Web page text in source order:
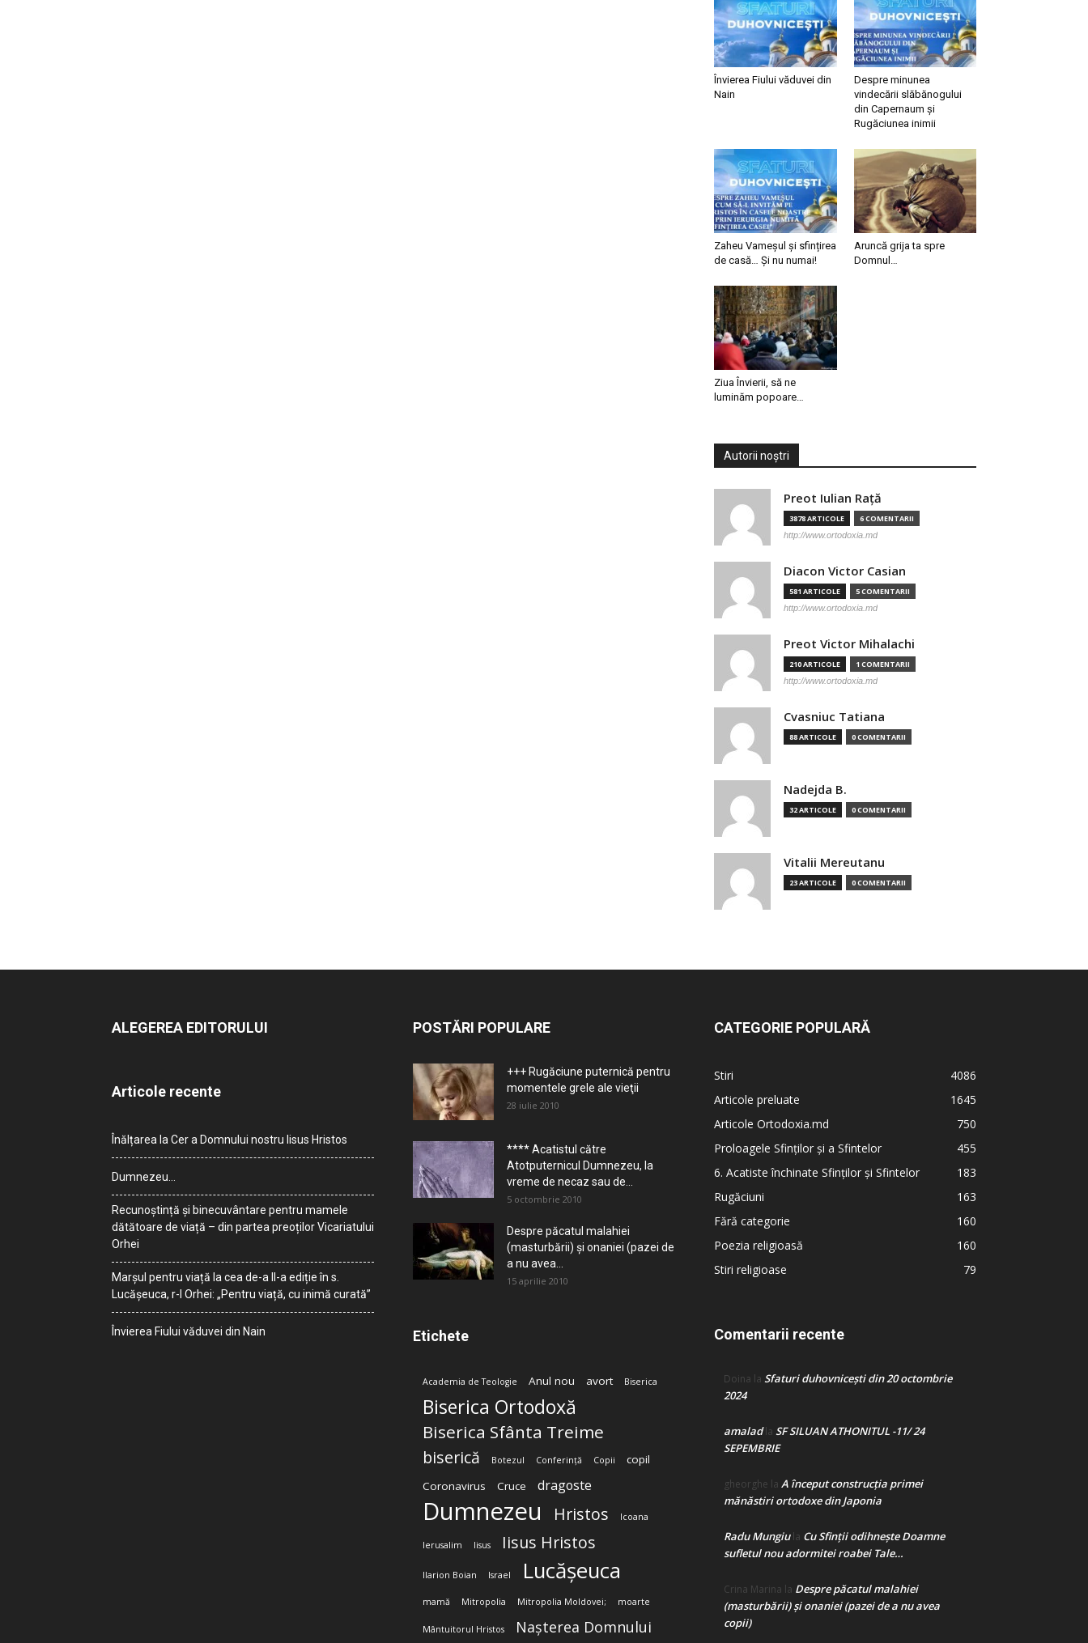
Învierea Fiului văduvei din
Nain
Despre minunea
vindecării slăbănogului
din Capernaum și
Rugăciunea inimii
Zaheu Vameșul și sfințirea
de casă… Și nu numai!
Aruncă grija ta spre
Domnul…
Ziua Învierii, să ne
luminăm popoare…
Autorii noștri
Preot Iulian Raţă
3878 ARTICOLE 6 COMENTARII
http://www.ortodoxia.md
Diacon Victor Casian
581 ARTICOLE 5 COMENTARII
http://www.ortodoxia.md
Preot Victor Mihalachi
210 ARTICOLE 1 COMENTARII
http://www.ortodoxia.md
Cvasniuc Tatiana
88 ARTICOLE 0 COMENTARII
Nadejda B.
32 ARTICOLE 0 COMENTARII
Vitalii Mereutanu
23 ARTICOLE 0 COMENTARII
ALEGEREA EDITORULUI
Articole recente
Înălțarea la Cer a Domnului nostru Iisus Hristos
Dumnezeu…
Recunoștință și binecuvântare pentru mamele
dătătoare de viață – din partea preoților Vicariatului
Orhei
Marșul pentru viață la cea de-a II-a ediție în s.
Lucășeuca, r-l Orhei: „Pentru viață, cu inimă curată”
Învierea Fiului văduvei din Nain
POSTĂRI POPULARE
+++ Rugăciune puternică pentru
momentele grele ale vieţii
28 iulie 2010
**** Acatistul către
Atotputernicul Dumnezeu, la
vreme de necaz sau de...
5 octombrie 2010
Despre păcatul malahiei
(masturbării) şi onaniei (pazei de
a nu avea...
15 aprilie 2010
Etichete
Academia de Teologie Anul nou avort Biserica
Biserica Ortodoxă
Biserica Sfânta Treime
biserică Botezul Conferință Copii
copil
Coronavirus
Cruce dragoste
Dumnezeu Hristos Icoana
Ierusalim Iisus Iisus Hristos
Ilarion Boian Israel Lucășeuca
mamă Mitropolia Mitropolia Moldovei; moarte
Mântuitorul Hristos Nașterea Domnului
CATEGORIE POPULARĂ
Stiri
4086
Articole preluate
1645
Articole Ortodoxia.md
750
Proloagele Sfinților și a Sfintelor
455
6. Acatiste închinate Sfinților și Sfintelor
183
Rugăciuni
163
Fără categorie
160
Poezia religioasă
160
Stiri religioase
79
Comentarii recente
Doina la Sfaturi duhovnicești din 20 octombrie
2024
amaladla SF SILUAN ATHONITUL -11/ 24
SEPEMBRIE
gheorghe la A început construcţia primei
mănăstiri ortodoxe din Japonia
Radu Mungiula Cu Sfinții odihnește Doamne
sufletul nou adormitei roabei Tale…
Crina Marina la Despre păcatul malahiei
(masturbării) şi onaniei (pazei de a nu avea
copii)